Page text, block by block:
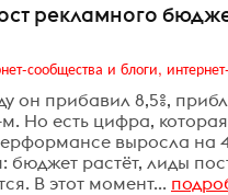
рекламного
он прибавил 8,5%,
Но есть цифра, которая
выросла на
растёт, лиды
В этот момент...